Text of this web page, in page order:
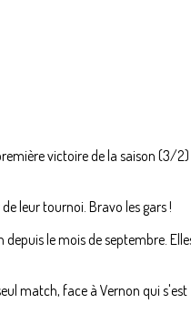
victoire de la saison (3/2)
leur tournoi. Bravo les gars !
le mois de septembre.
match, face à Vernon qui s'est